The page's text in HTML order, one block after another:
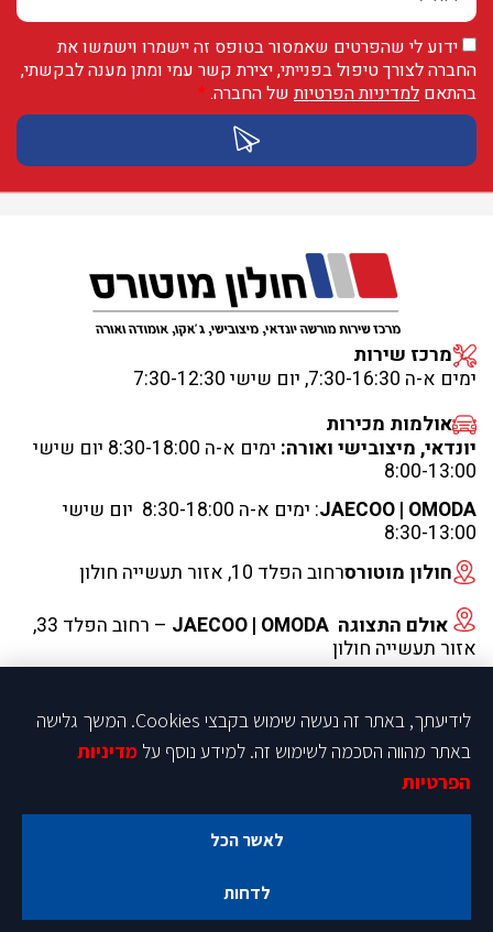
ידוע לי שהפרטים שאמסור בטופס זה יישמרו וישמשו את
החברה לצורך טיפול בפנייתי, יצירת קשר עמי ומתן מענה לבקשתי,
בהתאם למדיניות הפרטיותשל החברה.*
מרכז שירות
ימים א-ה 7:30-16:30, יום שישי 7:30-12:30
אולמות מכירות
יונדאי, מיצובישי ואורה:
ימים א-ה 8:30-18:00 יום שישי
8:00-13:00
JAECOO | OMODA
: ימים א-ה 8:30-18:00 יום שישי
8:30-13:00
חולון מוטורסרחוב הפלד 10, אזור תעשייה חולון
אולם התצוגה JAECOO | OMODA
– רחוב הפלד 33,
אזור תעשייה חולון
03-6533-900
kabala@homotor.co.il
לאשר הכל
לדחות
לידיעתך, באתר זה נעשה שימוש בקבצי Cookies. המשך גלישה
באתר מהווה הסכמה לשימוש זה. למידע נוסף על מדיניות
הפרטיות